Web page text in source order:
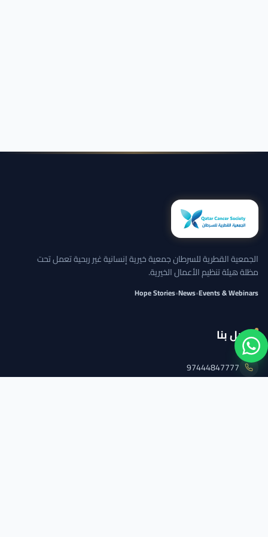
الجمعية القطرية للسرطان جمعية خيرية إنسانية غير ربحية تعمل تحت
مظلة هيئة تنظيم الأعمال الخيرية.
Events & Webinars
•
News
•
Hope Stories
اتصل بنا
97444847777